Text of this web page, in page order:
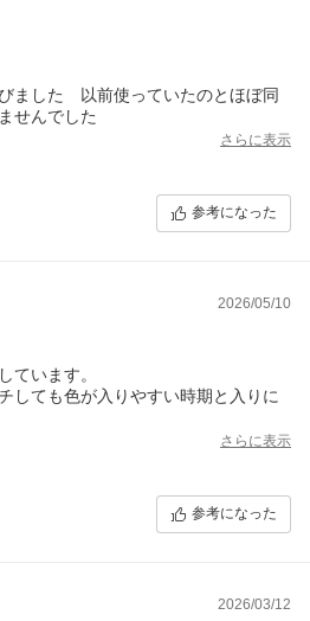
ました 以前使っていたのとほぼ同
せんでした
さらに表示
参考になった
2026/05/10
ています。
しても色が入りやすい時期と入りに
さらに表示
参考になった
2026/03/12